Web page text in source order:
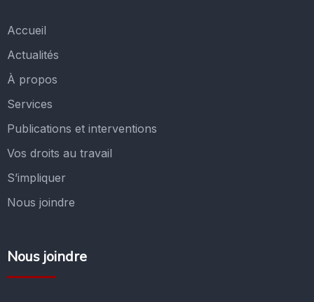
Accueil
Actualités
À propos
Services
Publications et interventions
Vos droits au travail
S’impliquer
Nous joindre
Nous joindre